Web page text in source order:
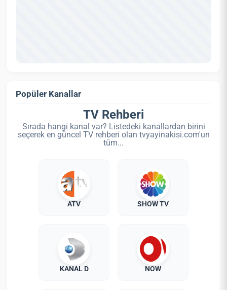
Popüler Kanallar
TV Rehberi
Sırada hangi kanal var? Listedeki kanallardan birini
seçerek en güncel TV rehberi olan tvyayinakisi.com'un
tüm...
ATV SHOW TV
KANAL D NOW